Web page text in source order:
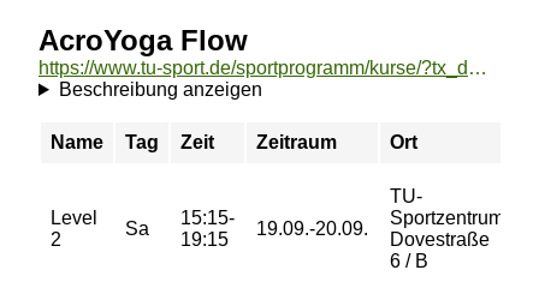
AcroYoga Flow
https://www.tu-sport.de/sportprogramm/kurse/?tx_dwzeh_courses%5Baction%5D=show&tx_dwzeh_courses%5BsportsDescription%5D=1719&cHash=fca1320ed7b1b57f734407671dd33efd
Beschreibung anzeigen
Name Tag Zeit Zeitraum Ort
Level
2
Sa
15:15-
19:15
19.09.-20.09.
TU-
Sportzentrum
Dovestraße
6 / B